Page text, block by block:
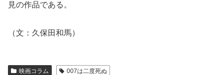
見の作品である。
（文：久保田和馬）
映画コラム
007は二度死ぬ